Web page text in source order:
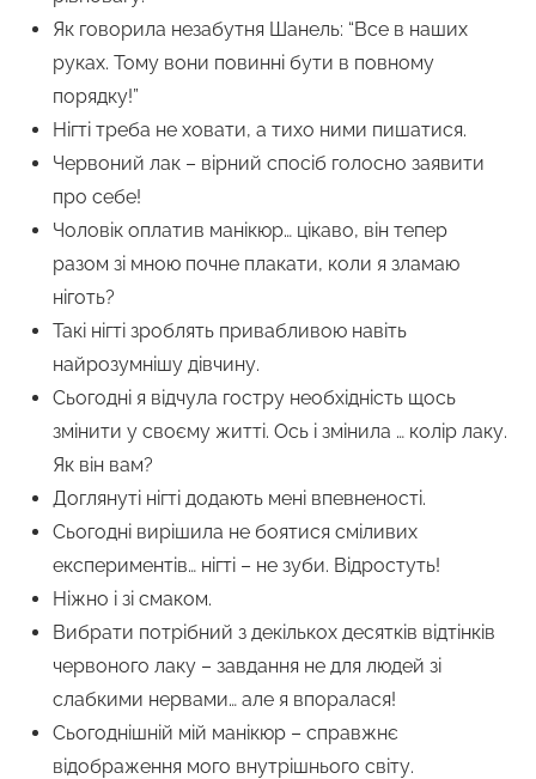
Як говорила незабутня Шанель: “Все в наших
руках. Тому вони повинні бути в повному
порядку!”
Нігті треба не ховати, а тихо ними пишатися.
Червоний лак – вірний спосіб голосно заявити
про себе!
Чоловік оплатив манікюр… цікаво, він тепер
разом зі мною почне плакати, коли я зламаю
ніготь?
Такі нігті зроблять привабливою навіть
найрозумнішу дівчину.
Сьогодні я відчула гостру необхідність щось
змінити у своєму житті. Ось і змінила … колір лаку.
Як він вам?
Доглянуті нігті додають мені впевненості.
Сьогодні вирішила не боятися сміливих
експериментів… нігті – не зуби. Відростуть!
Ніжно і зі смаком.
Вибрати потрібний з декількох десятків відтінків
червоного лаку – завдання не для людей зі
слабкими нервами… але я впоралася!
Сьогоднішній мій манікюр – справжнє
відображення мого внутрішнього світу.